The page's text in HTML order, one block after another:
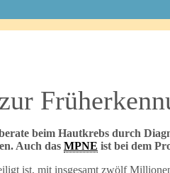
beim Hautkrebs durch
Auch das MPNE ist bei dem
ist, mit insgesamt zwölf